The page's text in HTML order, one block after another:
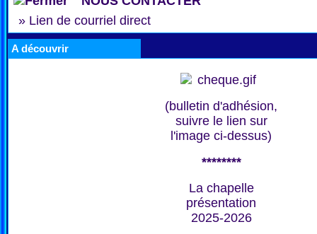
» Lien de courriel direct
A découvrir
(bulletin d'adhésion,
suivre le lien sur
l'image ci-dessus)
********
La chapelle
présentation
2025-2026